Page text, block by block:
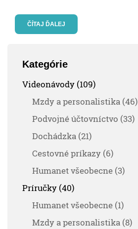
ČÍTAJ ĎALEJ
Kategórie
Videonávody (109)
Mzdy a personalistika (46)
Podvojné účtovníctvo (33)
Dochádzka (21)
Cestovné príkazy (6)
Humanet všeobecne (3)
Príručky (40)
Humanet všeobecne (1)
Mzdy a personalistika (8)